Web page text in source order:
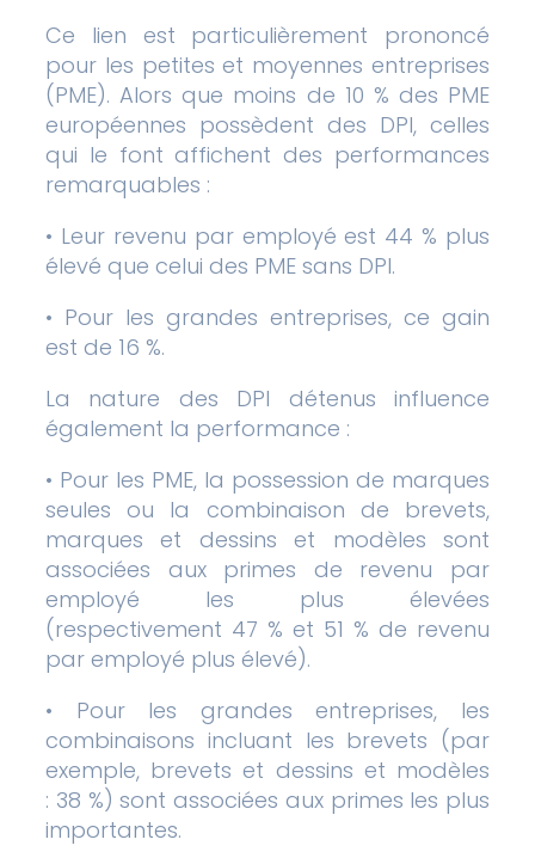
Ce lien est particulièrement prononcé
pour les petites et moyennes entreprises
(PME). Alors que moins de 10 % des PME
européennes possèdent des DPI, celles
qui le font affichent des performances
remarquables :
• Leur revenu par employé est 44 % plus
élevé que celui des PME sans DPI.
• Pour les grandes entreprises, ce gain
est de 16 %.
La nature des DPI détenus influence
également la performance :
• Pour les PME, la possession de marques
seules ou la combinaison de brevets,
marques et dessins et modèles sont
associées aux primes de revenu par
employé les plus élevées
(respectivement 47 % et 51 % de revenu
par employé plus élevé).
• Pour les grandes entreprises, les
combinaisons incluant les brevets (par
exemple, brevets et dessins et modèles
: 38 %) sont associées aux primes les plus
importantes.